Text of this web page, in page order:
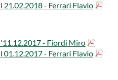
21.02​.2018 - Ferrari Flavio
- Fiordi Miro​​​​
01​.12.2017 - Ferrari Flavio​​​